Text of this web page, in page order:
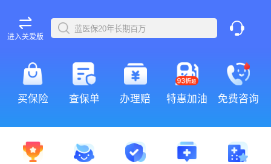
进入关爱版
买保险 查保单 办理赔 特惠加油 免费咨询